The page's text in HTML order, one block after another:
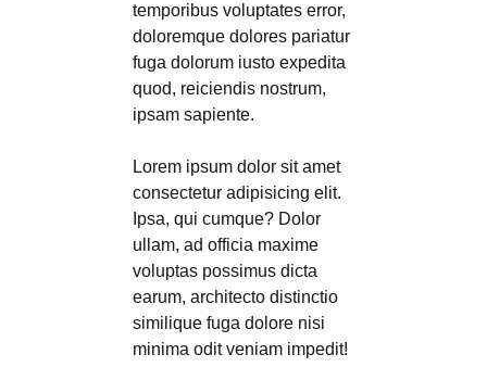
temporibus voluptates error,
doloremque dolores pariatur
fuga dolorum iusto expedita
quod, reiciendis nostrum,
ipsam sapiente.
Lorem ipsum dolor sit amet
consectetur adipisicing elit.
Ipsa, qui cumque? Dolor
ullam, ad officia maxime
voluptas possimus dicta
earum, architecto distinctio
similique fuga dolore nisi
minima odit veniam impedit!